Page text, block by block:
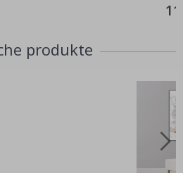
produkte